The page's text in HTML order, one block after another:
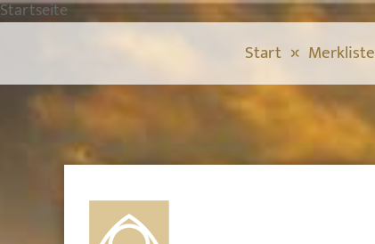
Startseite
Start Merkliste